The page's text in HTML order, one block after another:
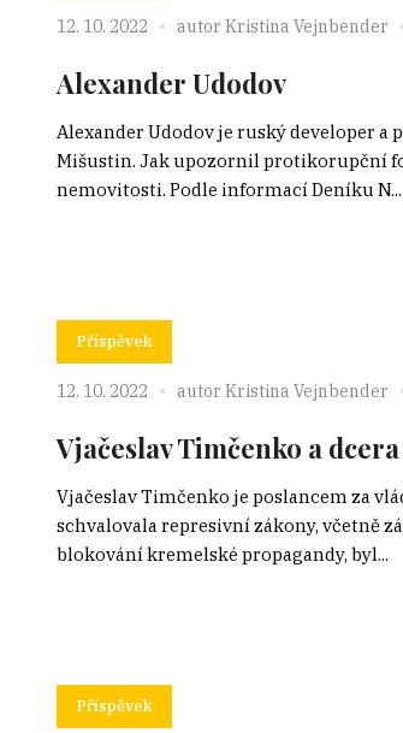
12. 10. 2022 autor Kristina Vejnbender
Alexander Udodov
Alexander Udodov je ruský developer a
Mišustin. Jak upozornil protikorupční
nemovitosti. Podle informací Deníku N...
Příspěvek
12. 10. 2022 autor Kristina Vejnbender
Vjačeslav Timčenko a
Vjačeslav Timčenko je poslancem za
schvalovala represivní zákony, včetně
blokování kremelské propagandy, byl...
Příspěvek